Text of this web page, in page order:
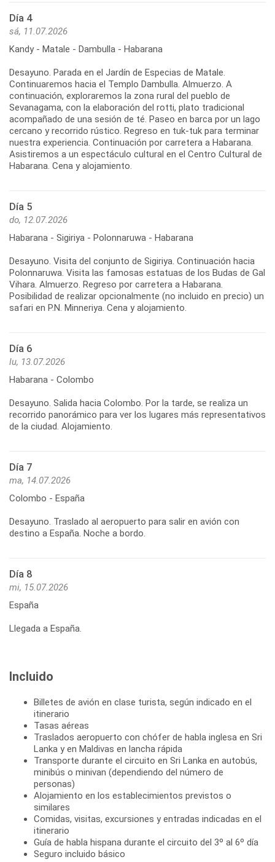
Día 4
sá, 11.07.2026
Kandy - Matale - Dambulla - Habarana
Desayuno. Parada en el Jardín de Especias de Matale.
Continuaremos hacia el Templo Dambulla. Almuerzo. A
continuación, exploraremos la zona rural del pueblo de
Sevanagama, con la elaboración del rotti, plato tradicional
acompañado de una sesión de té. Paseo en barca por un lago
cercano y recorrido rústico. Regreso en tuk-tuk para terminar
nuestra experiencia. Continuación por carretera a Habarana.
Asistiremos a un espectáculo cultural en el Centro Cultural de
Día 5
do, 12.07.2026
Habarana - Sigiriya - Polonnaruwa - Habarana
Desayuno. Visita del conjunto de Sigiriya. Continuación hacia
Polonnaruwa. Visita las famosas estatuas de los Budas de Gal
Vihara. Almuerzo. Regreso por carretera a Habarana.
Posibilidad de realizar opcionalmente (no incluido en precio) un
Día 6
lu, 13.07.2026
Habarana - Colombo
Desayuno. Salida hacia Colombo. Por la tarde, se realiza un
recorrido panorámico para ver los lugares más representativos
Día 7
ma, 14.07.2026
Colombo - España
Desayuno. Traslado al aeropuerto para salir en avión con
Día 8
mi, 15.07.2026
España
Llegada a España.
Incluido
Billetes de avión en clase turista, según indicado en el
itinerario
Tasas aéreas
Traslados aeropuerto con chófer de habla inglesa en Sri
Lanka y en Maldivas en lancha rápida
Transporte durante el circuito en Sri Lanka en autobús,
minibús o minivan (dependiendo del número de
personas)
Alojamiento en los establecimientos previstos o
similares
Comidas, visitas, excursiones y entradas indicadas en el
itinerario
Guía de habla hispana durante el circuito del 3º al 6º día
Seguro incluido básico